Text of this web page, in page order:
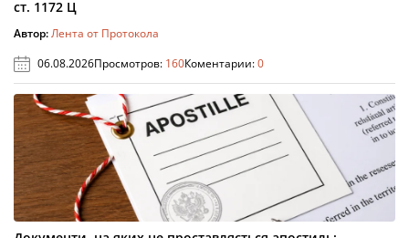
ст. 1172 Ц
Автор:Лента от Протокола
06.08.2026Просмотров: 160Коментарии:0